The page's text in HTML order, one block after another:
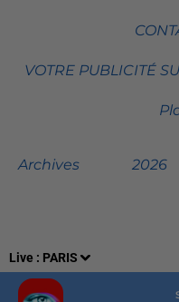
Live : PARIS
VOTRE PUBLICITÉ
Archives 2026